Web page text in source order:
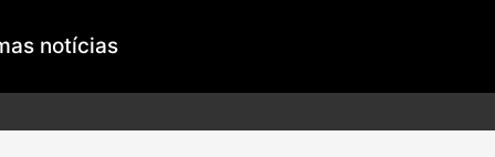
notícias